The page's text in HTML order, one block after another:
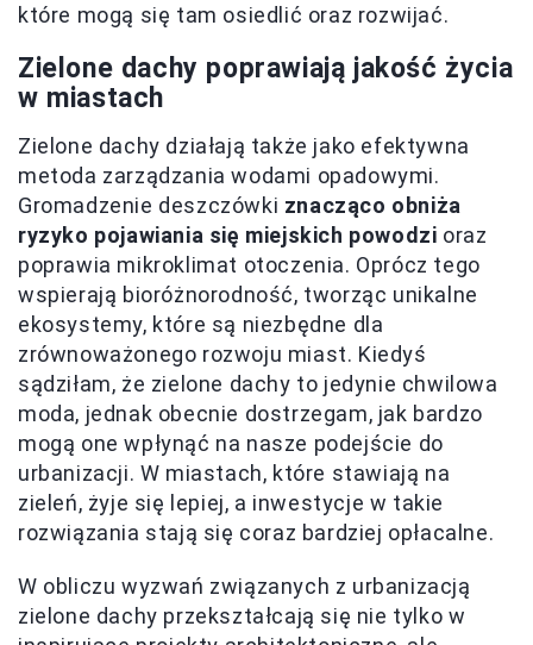
które mogą się tam osiedlić oraz rozwijać.
Zielone dachy poprawiają jakość życia
w miastach
Zielone dachy działają także jako efektywna
metoda zarządzania wodami opadowymi.
Gromadzenie deszczówki znacząco obniża
ryzyko pojawiania się miejskich powodzi oraz
poprawia mikroklimat otoczenia. Oprócz tego
wspierają bioróżnorodność, tworząc unikalne
ekosystemy, które są niezbędne dla
zrównoważonego rozwoju miast. Kiedyś
sądziłam, że zielone dachy to jedynie chwilowa
moda, jednak obecnie dostrzegam, jak bardzo
mogą one wpłynąć na nasze podejście do
urbanizacji. W miastach, które stawiają na
zieleń, żyje się lepiej, a inwestycje w takie
rozwiązania stają się coraz bardziej opłacalne.
W obliczu wyzwań związanych z urbanizacją
zielone dachy przekształcają się nie tylko w